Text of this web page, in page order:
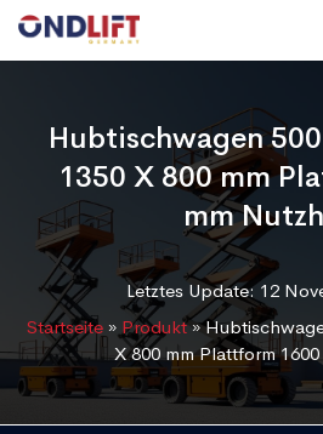
Hubtischwagen
1350 X 800 mm
mm
Letztes Update: 12
Startseite» Produkt»
X 800 mm Plattform